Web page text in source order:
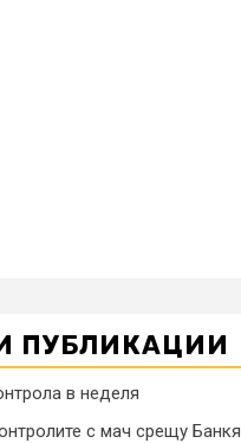
ПУБЛИКАЦИИ
в неделя
с мач срещу Банкя